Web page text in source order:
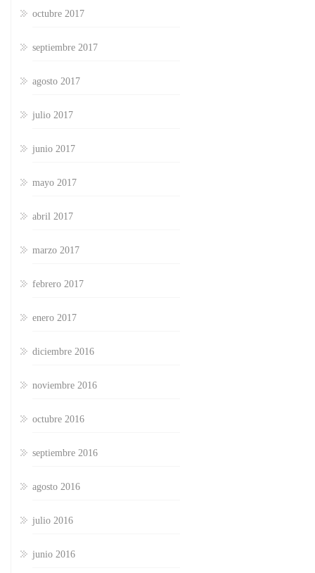
octubre 2017
septiembre 2017
agosto 2017
julio 2017
junio 2017
mayo 2017
abril 2017
marzo 2017
febrero 2017
enero 2017
diciembre 2016
noviembre 2016
octubre 2016
septiembre 2016
agosto 2016
julio 2016
junio 2016